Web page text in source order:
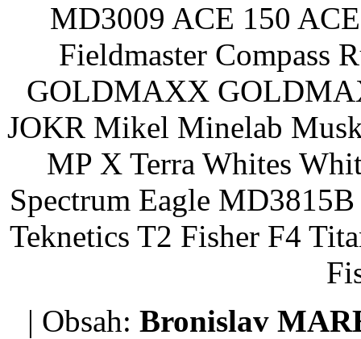
MD3009 ACE 150
Fieldmaster Compass
GOLDMAXX
JOKR Mikel Minelab
MP X Terra Whites
Spectrum Eagle
Teknetics T2 Fisher F4
| Obsah: Bronislav